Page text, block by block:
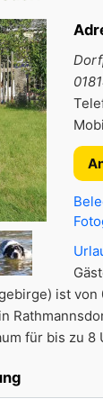
ist von
für bis zu 8